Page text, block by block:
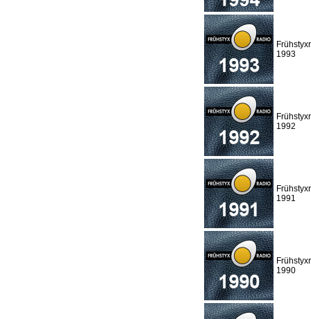
1993
1992
1991
1990